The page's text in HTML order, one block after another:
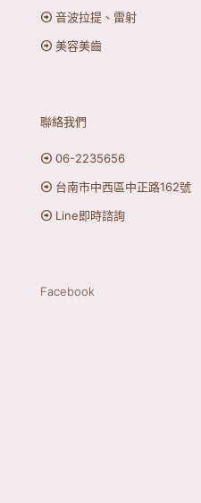
音波拉提、雷射
美容美齒
聯絡我們
06-2235656
台南市中西區中正路162號
Line即時諮詢
Facebook